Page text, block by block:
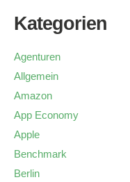
Kategorien
Agenturen
Allgemein
Amazon
App Economy
Apple
Benchmark
Berlin